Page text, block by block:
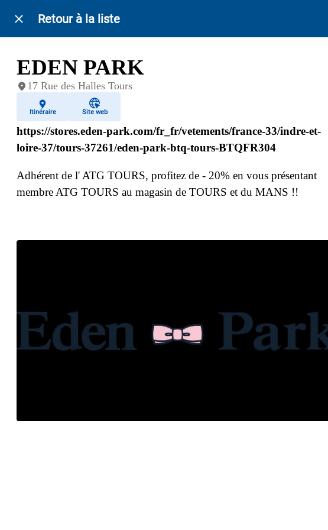
Retour à la liste
EDEN PARK
17 Rue des Halles Tours
Itinéraire Site web
https://stores.eden-park.com/fr_fr/vetements/france-33/indre-et-
loire-37/tours-37261/eden-park-btq-tours-BTQFR304
Adhérent de l' ATG TOURS, profitez de - 20% en vous présentant
membre ATG TOURS au magasin de TOURS et du MANS !!